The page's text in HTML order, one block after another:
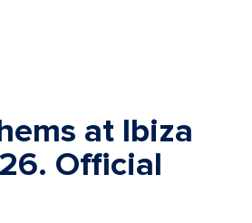
at Ibiza
Official